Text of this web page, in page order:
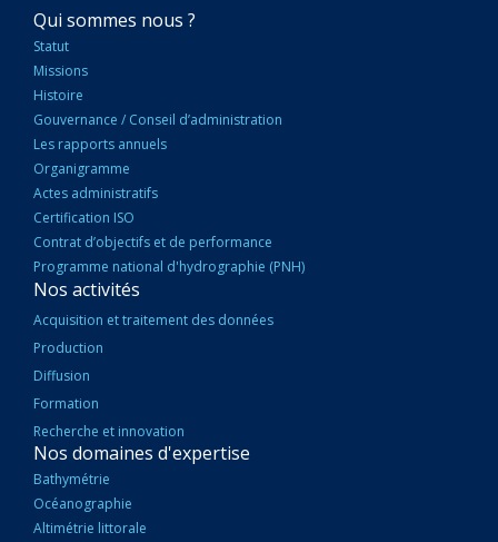
NAVIGATION
PRINCIPALE
Qui sommes nous ?
Statut
Missions
Histoire
Gouvernance / Conseil d’administration
Les rapports annuels
Organigramme
Actes administratifs
Certification ISO
Contrat d’objectifs et de performance
Programme national d'hydrographie (PNH)
Nos activités
Acquisition et traitement des données
Production
Diffusion
Formation
Recherche et innovation
Nos domaines d'expertise
Bathymétrie
Océanographie
Altimétrie littorale